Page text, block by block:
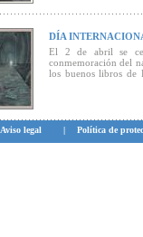
DÍA
El 2 de abril se
conmemoración del
los buenos libros de
Aviso legal | Política de